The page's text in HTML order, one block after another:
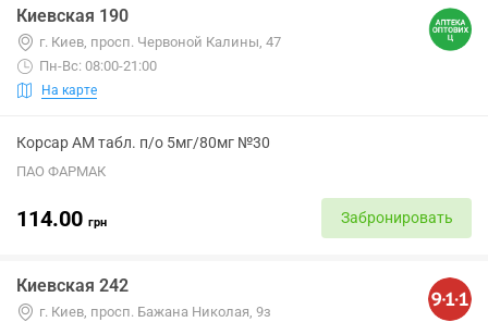
Киевская 190
г. Киев, просп. Червоной Калины, 47
Пн-Вс: 08:00-21:00
На карте
Корсар АМ табл. п/о 5мг/80мг №30
ПАО ФАРМАК
114.00 грн Забронировать
Киевская 242
г. Киев, просп. Бажана Николая, 9з